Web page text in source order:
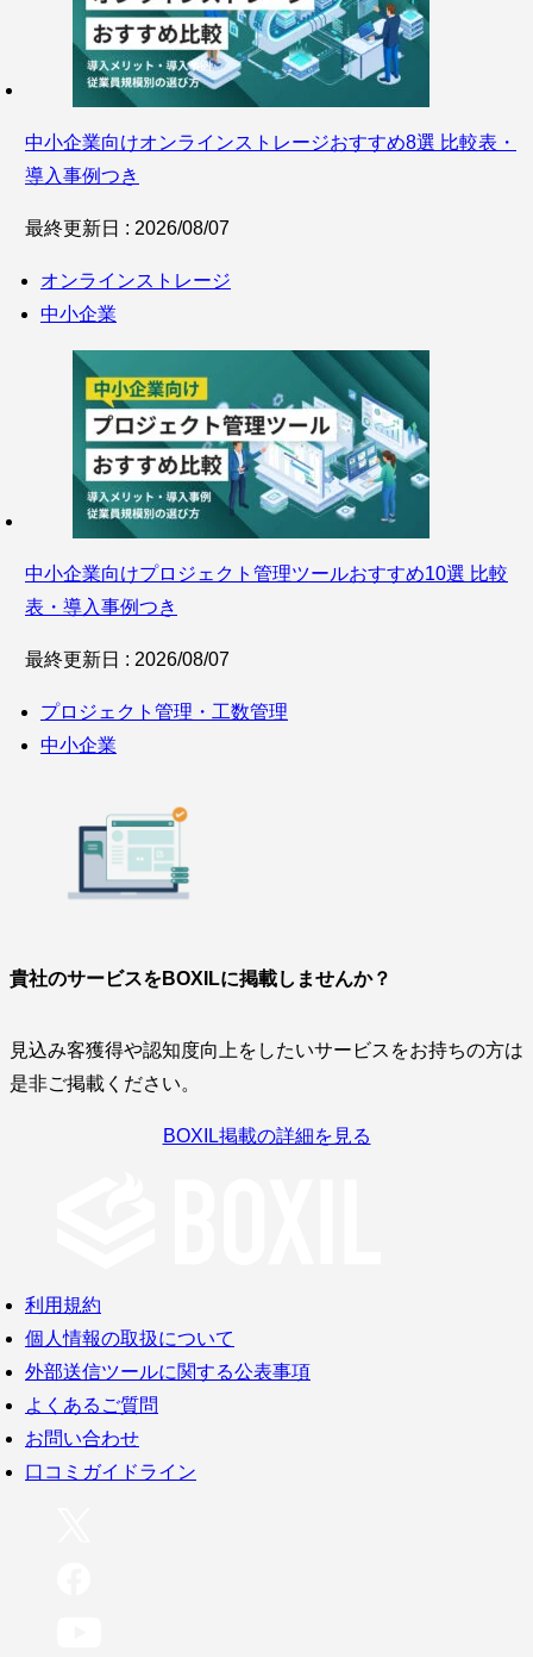
中小企業向けオンラインストレージおすすめ8選 比較表・
導入事例つき
最終更新日 : 2026/08/07
オンラインストレージ
中小企業
中小企業向けプロジェクト管理ツールおすすめ10選 比較
表・導入事例つき
最終更新日 : 2026/08/07
プロジェクト管理・工数管理
中小企業
貴社のサービスをBOXILに掲載しませんか？
見込み客獲得や認知度向上をしたいサービスをお持ちの方は
是非ご掲載ください。
BOXIL掲載の詳細を見る
利用規約
個人情報の取扱について
外部送信ツールに関する公表事項
よくあるご質問
お問い合わせ
口コミガイドライン